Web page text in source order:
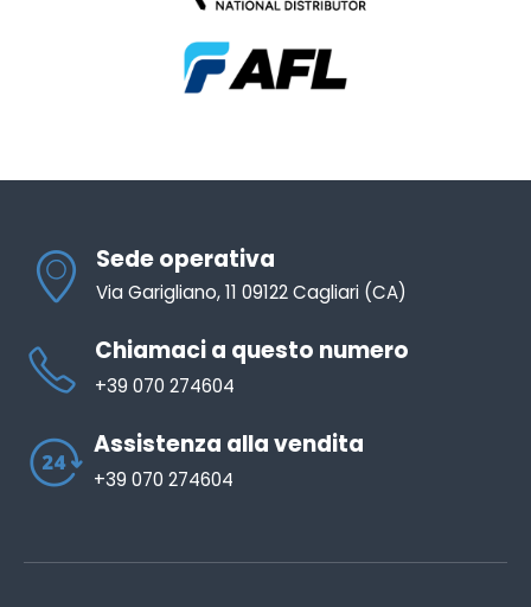
Sede operativa
Via Garigliano, 11 09122 Cagliari (CA)
Chiamaci a questo numero
+39 070 274604
Assistenza alla vendita
+39 070 274604